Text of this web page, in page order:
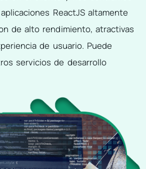
ReactJS altamente
de alto rendimiento, atractivas
de usuario. Puede
servicios de desarrollo